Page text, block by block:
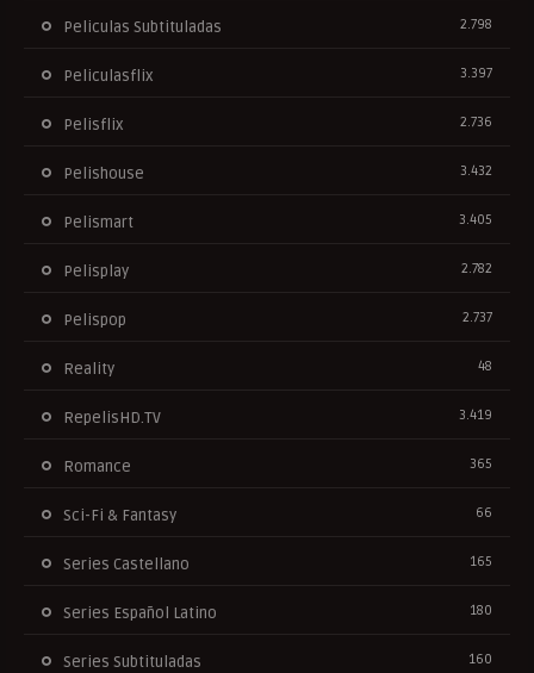
Peliculas Subtituladas 2.798
Peliculasflix 3.397
Pelisflix 2.736
Pelishouse 3.432
Pelismart 3.405
Pelisplay 2.782
Pelispop 2.737
Reality 48
RepelisHD.TV 3.419
Romance 365
Sci-Fi & Fantasy 66
Series Castellano 165
Series Español Latino 180
Series Subtituladas 160